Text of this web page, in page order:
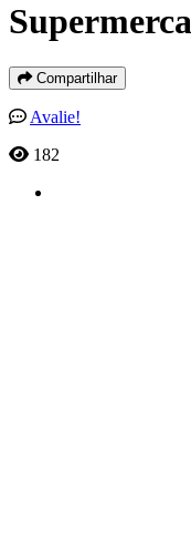
Compartilhar
Avalie!
182